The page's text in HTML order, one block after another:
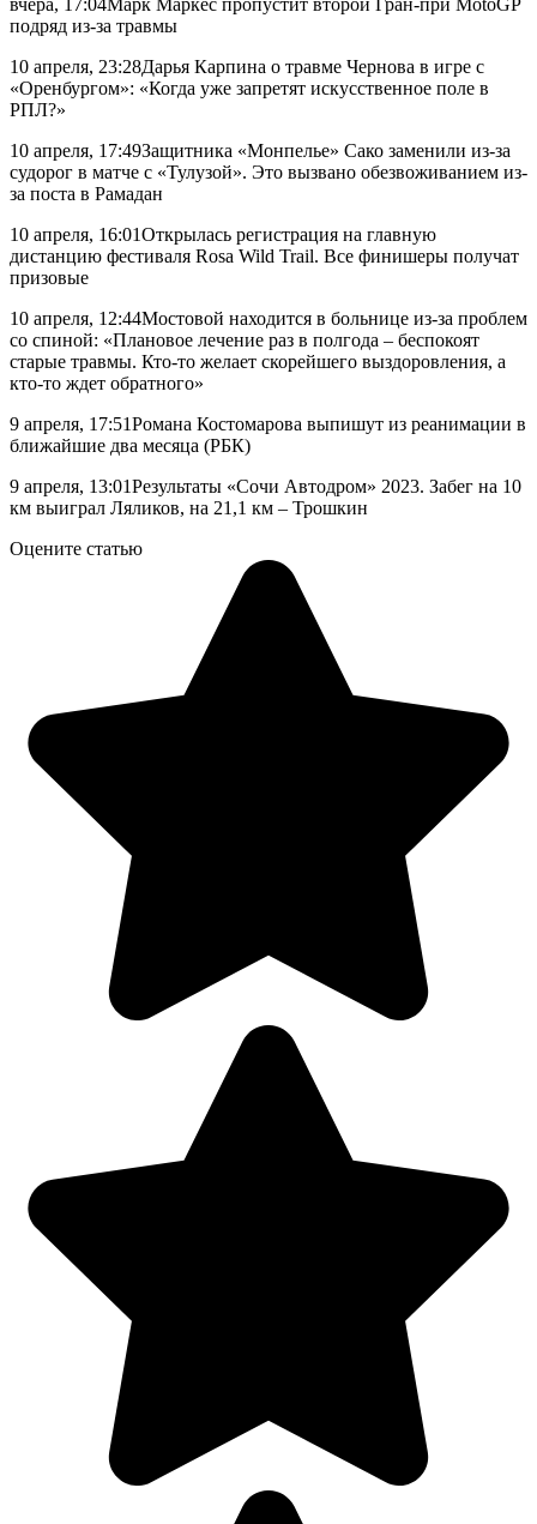
вчера, 17:04Марк Маркес пропустит второй Гран-при MotoGP
подряд из-за травмы
10 апреля, 23:28Дарья Карпина о травме Чернова в игре с
«Оренбургом»: «Когда уже запретят искусственное поле в
РПЛ?»
10 апреля, 17:49Защитника «Монпелье» Сако заменили из-за
судорог в матче с «Тулузой». Это вызвано обезвоживанием из-
за поста в Рамадан
10 апреля, 16:01Открылась регистрация на главную
дистанцию фестиваля Rosa Wild Trail. Все финишеры получат
призовые
10 апреля, 12:44Мостовой находится в больнице из-за проблем
со спиной: «Плановое лечение раз в полгода – беспокоят
старые травмы. Кто-то желает скорейшего выздоровления, а
кто-то ждет обратного»
9 апреля, 17:51Романа Костомарова выпишут из реанимации в
ближайшие два месяца (РБК)
9 апреля, 13:01Результаты «Сочи Автодром» 2023. Забег на 10
км выиграл Ляликов, на 21,1 км – Трошкин
Оцените статью